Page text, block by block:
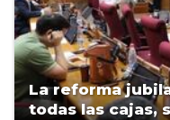
La reforma
todas las cajas,